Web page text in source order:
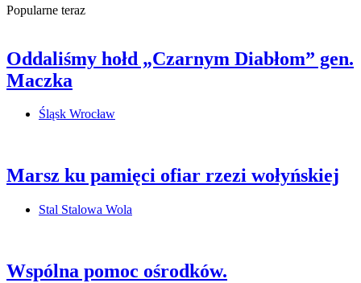
Popularne teraz
Oddaliśmy hołd „Czarnym Diabłom” gen.
Maczka
Śląsk Wrocław
Marsz ku pamięci ofiar rzezi wołyńskiej
Stal Stalowa Wola
Wspólna pomoc ośrodków.